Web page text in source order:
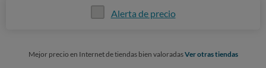
Alerta de precio
Mejor precio en Internet de tiendas bien valoradasVer otras tiendas